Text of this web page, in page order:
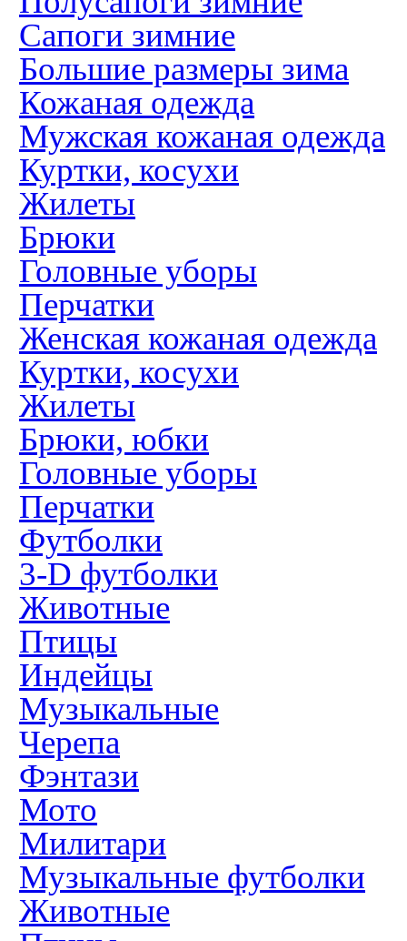
Сапоги зимние
Большие размеры зима
Кожаная одежда
Мужская кожаная одежда
Куртки, косухи
Жилеты
Брюки
Головные уборы
Перчатки
Женская кожаная одежда
Куртки, косухи
Жилеты
Брюки, юбки
Головные уборы
Перчатки
Футболки
3-D футболки
Животные
Птицы
Индейцы
Музыкальные
Черепа
Фэнтази
Мото
Милитари
Музыкальные футболки
Животные